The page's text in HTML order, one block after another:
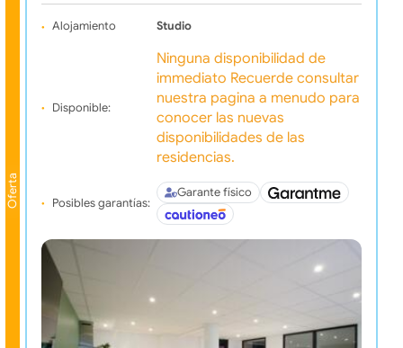
Oferta
Alojamiento Studio
Disponible:
Ninguna disponibilidad de
immediato Recuerde consultar
nuestra pagina a menudo para
conocer las nuevas
disponibilidades de las
residencias.
Posibles garantías:
Garante físico